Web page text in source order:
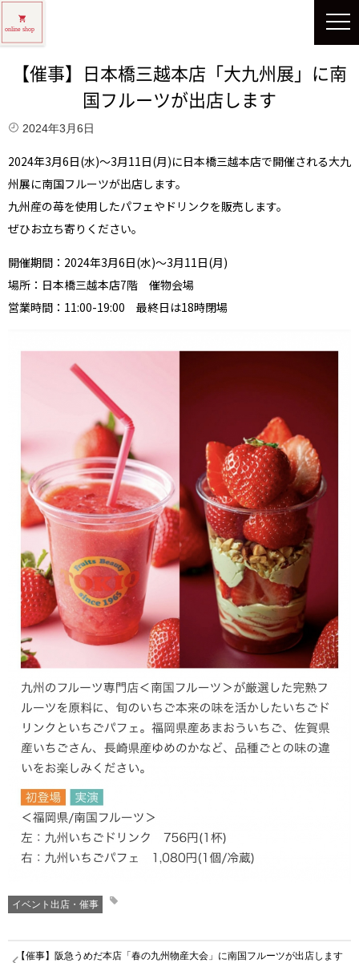
【催事】日本橋三越本店「大九州展」に南
国フルーツが出店します
2024年3月6日
2024年3月6日(水)〜3月11日(月)に日本橋三越本店で開催される大九
州展に南国フルーツが出店します。
九州産の苺を使用したパフェやドリンクを販売します。
ぜひお立ち寄りください。
開催期間：2024年3月6日(水)〜3月11日(月)
場所：日本橋三越本店7階 催物会場
営業時間：11:00-19:00 最終日は18時閉場
イベント出店・催事
【催事】阪急うめだ本店「春の九州物産大会」に南国フルーツが出店します